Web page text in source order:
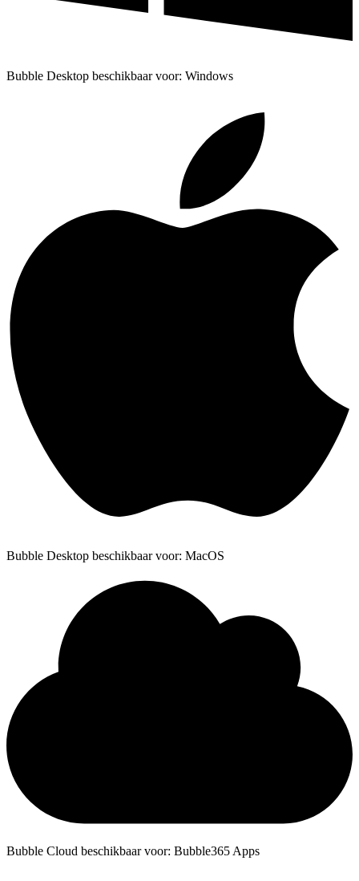
Bubble Desktop beschikbaar voor: Windows
Bubble Desktop beschikbaar voor: MacOS
Bubble Cloud beschikbaar voor: Bubble365 Apps